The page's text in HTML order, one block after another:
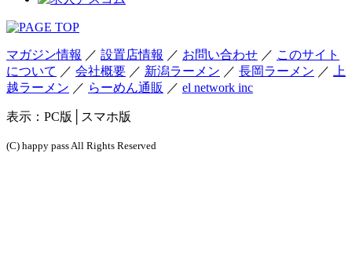
マガジン情報 ／ 設置店情報 ／ お問い合わせ ／ このサイト
について ／ 会社概要 ／ 新潟ラーメン ／ 長岡ラーメン ／
上
越ラーメン ／ らーめん通販 ／ el network inc
表示： PC版 │スマホ版
(C) happy pass All Rights Reserved